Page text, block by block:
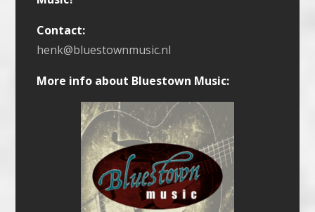
Contact:
henk@bluestownmusic.nl
More info about Bluestown Music: